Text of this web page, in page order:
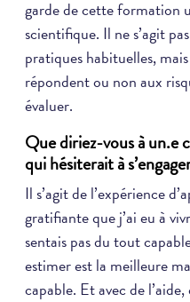
garde de cette formation
scientifique. Il ne s’agit
pratiques habituelles,
répondent ou non aux
évaluer.
Que diriez-vous à un.e
qui hésiterait à
Il s’agit de l’expérience
gratifiante que j’ai eu à
sentais pas du tout
estimer est la meilleure
capable. Et avec de